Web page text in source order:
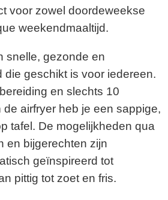
voor zowel doordeweekse
weekendmaaltijd.
snelle, gezonde en
die geschikt is voor iedereen.
en slechts 10
de airfryer heb je een sappige,
tafel. De mogelijkheden qua
en bijgerechten zijn
geïnspireerd tot
pittig tot zoet en fris.